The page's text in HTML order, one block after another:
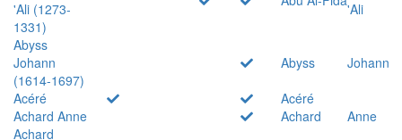
'Ali (1273-
1331)
'Ali
Abyss
Johann
(1614-1697)
Abyss
Johann
Acéré
Acéré
Achard Anne
Achard
Anne
Achard